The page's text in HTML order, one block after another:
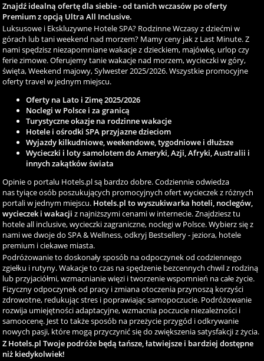
Znajdź idealną ofertę dla siebie - od tanich wczasów po oferty
Premium z opcją Ultra All Inclusive.
Luksusowe i Ekskluzywne Hotele SPA? Rodzinne Wczasy z dziećmi w
górach lub tani weekend nad morzem? Mamy ceny jak z Last Minute. Z
nami spędzisz niezapomniane wakacje z dzieckiem, majówkę, urlop czy
ferie zimowe. Oferujemy tanie wakacje nad morzem, wycieczki w góry,
święta, Weekend majowy, Sylwester 2025/2026. Wszystkie promocyjne
oferty travel w jednym miejscu.
Oferty na Lato i Zimę 2025/2026
Noclegi w Polsce i za granicą
Turystyczne okazje na rodzinne wakacje
Hotele i ośrodki SPA przyjazne dzieciom
Wyjazdy kilkudniowe, weekendowe, tygodniowe i dłuższe
Wycieczki i loty samolotem do Ameryki, Azji, Afryki, Australii i
innych zakątków świata
Opinie o portalu Hotels.pl są bardzo dobre. Codziennie odwiedza
nas tyiące osób poszukujących promocyjnych ofert wycieczek z różnych
portali w jednym miejscu. Hotels.pl to wyszukiwarka hoteli, noclegów,
wycieczek i wakacji z najniższymi cenami w internecie. Znajdziesz tu
hotele all inclusive, wycieczki zagraniczne, noclegi w Polsce. Wybierz się z
nami we dwoje do SPA & Wellness, odkryj Bestsellery - jeziora, hotele
premium i ciekawe miasta.
Podróżowanie to doskonały sposób na odpoczynek od codziennego
zgiełku i rutyny. Wakacje to czas na spędzenie bezcennych chwil z rodziną
lub przyjaciółmi, wzmacnianie więzi i tworzenie wspomnień na całe życie.
Fizyczny odpoczynek od pracy i zmiana otoczenia przynoszą korzyści
zdrowotne, redukując stres i poprawiając samopoczucie. Podróżowanie
rozwija umiejętności adaptacyjne, wzmacnia poczucie niezależności i
samoocenę. Jest to także sposób na przeżycie przygód i odkrywanie
nowych pasji, które mogą przyczynić się do zwiększenia satysfakcji z życia.
Z Hotels.pl Twoje podróże będą tańsze, łatwiejsze i bardziej dostępne
niż kiedykolwiek!